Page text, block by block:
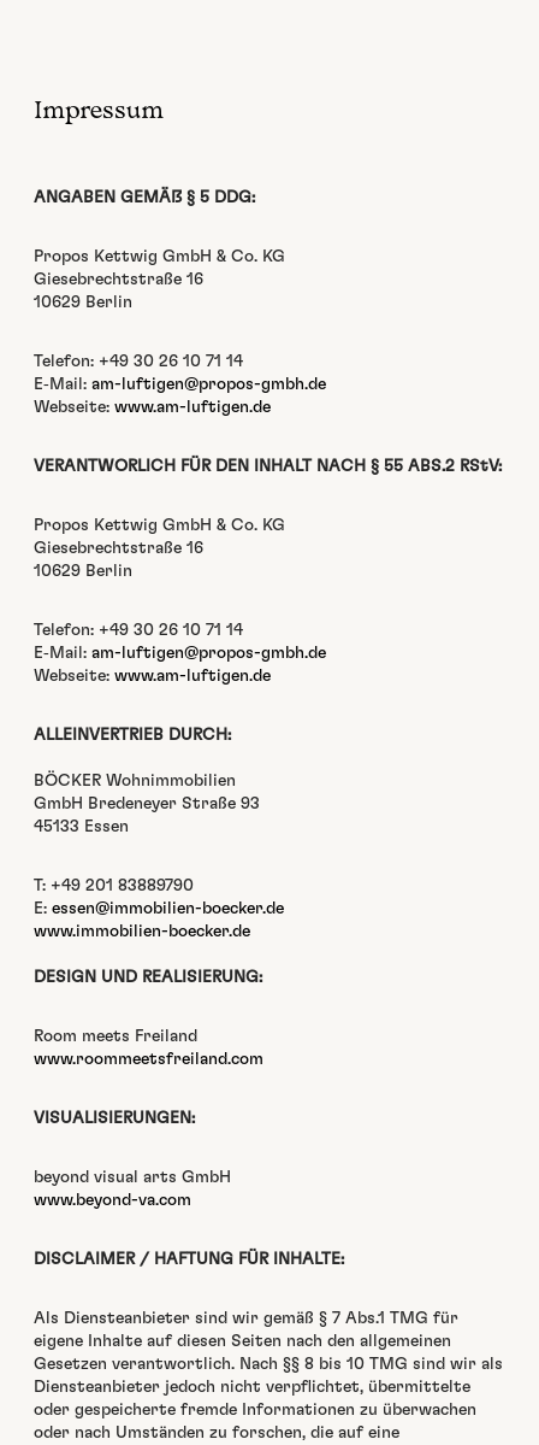
Impressum
ANGABEN GEMÄß § 5 DDG:
Pro­pos Ket­twig GmbH & Co. KG
Giese­brecht­straße 16
10629 Berlin
Tele­fon: +49 30 26 10 71 14
E‑Mail: am-luftigen@propos-gmbh.de
Web­seite: www.am-luftigen.de
VERANTWORLICH FÜR DEN INHALT NACH § 55 ABS.2 RStV:
Pro­pos Ket­twig GmbH & Co. KG
Giese­brecht­straße 16
10629 Berlin
Tele­fon: +49 30 26 10 71 14
E‑Mail: am-luftigen@propos-gmbh.de
Web­seite: www.am-luftigen.de
ALLEINVERTRIEB DURCH:
BÖCKER Wohn­im­mo­bilien
GmbH Bre­deney­er Straße 93
45133 Essen
T: +49 201 83889790
E: essen@immobilien-boecker.de
www.immobilien-boecker.de
DESIGN UND REALISIERUNG:
Room meets Frei­land
www.roommeetsfreiland.com
VISUALISIERUNGEN:
beyond visu­al arts GmbH
www.beyond-va.com
DISCLAIMER / HAFTUNG FÜR INHALTE:
Als Dien­stean­bi­eter sind wir gemäß § 7 Abs.1 TMG für
eigene Inhalte auf diesen Seit­en nach den all­ge­meinen
Geset­zen ver­ant­wortlich. Nach §§ 8 bis 10 TMG sind wir als
Dien­stean­bi­eter jedoch nicht verpflichtet, über­mit­telte
oder gespe­icherte fremde Infor­ma­tio­nen zu überwachen
oder nach Umstän­den zu forschen, die auf eine